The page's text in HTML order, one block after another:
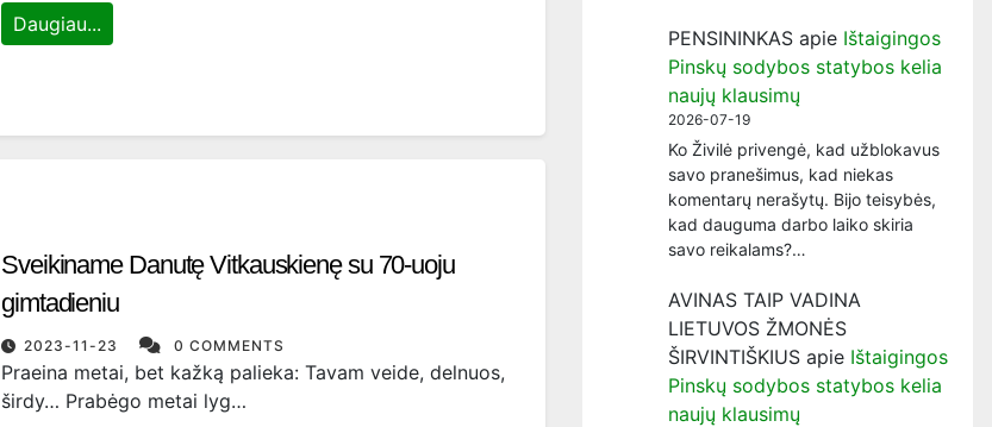
Daugiau...
Sveikiname Danutę Vitkauskienę su 70-uoju
gimtadieniu
2023-11-23 0 COMMENTS
Praeina metai, bet kažką palieka: Tavam veide, delnuos,
širdy… Prabėgo metai lyg…
PENSININKAS apie Ištaigingos
Pinskų sodybos statybos kelia
naujų klausimų
2026-07-19
Ko Živilė privengė, kad užblokavus
savo pranešimus, kad niekas
komentarų nerašytų. Bijo teisybės,
kad dauguma darbo laiko skiria
savo reikalams?…
AVINAS TAIP VADINA
LIETUVOS ŽMONĖS
ŠIRVINTIŠKIUS apie Ištaigingos
Pinskų sodybos statybos kelia
naujų klausimų